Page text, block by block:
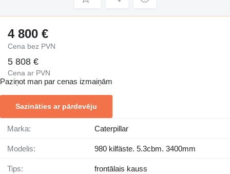
4 800 €
Cena bez PVN
5 808 €
Cena ar PVN
Paziņot man par cenas izmaiņām
Sazināties ar pārdevēju
Marka: Caterpillar
Modelis: 980 kilfäste. 5.3cbm. 3400mm
Tips: frontālais kauss